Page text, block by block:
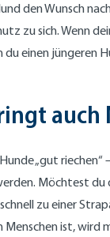
den Wunsch
zu sich. Wenn
einen jüngeren
auch
„gut
Möchtest du
zu einer
Menschen ist,